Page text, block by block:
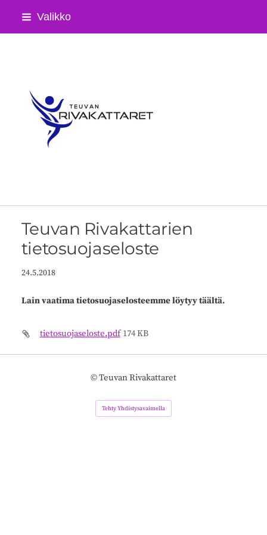
Siirry
Valikko
Teuvan Rivakattaret ry
Teuvan Rivakattarien
tietosuojaseloste
24.5.2018
Lain vaatima tietosuojaselosteemme löytyy täältä.
tietosuojaseloste.pdf 174 KB
©Teuvan Rivakattaret
Tehty Yhdistysavaimella